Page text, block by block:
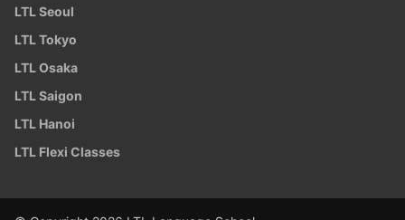
LTL Seoul
LTL Tokyo
LTL Osaka
LTL Saigon
LTL Hanoi
LTL Flexi Classes